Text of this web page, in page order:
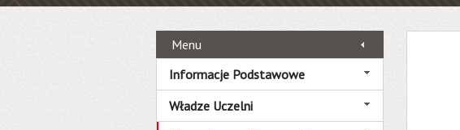
Menu
Informacje Podstawowe
Władze Uczelni